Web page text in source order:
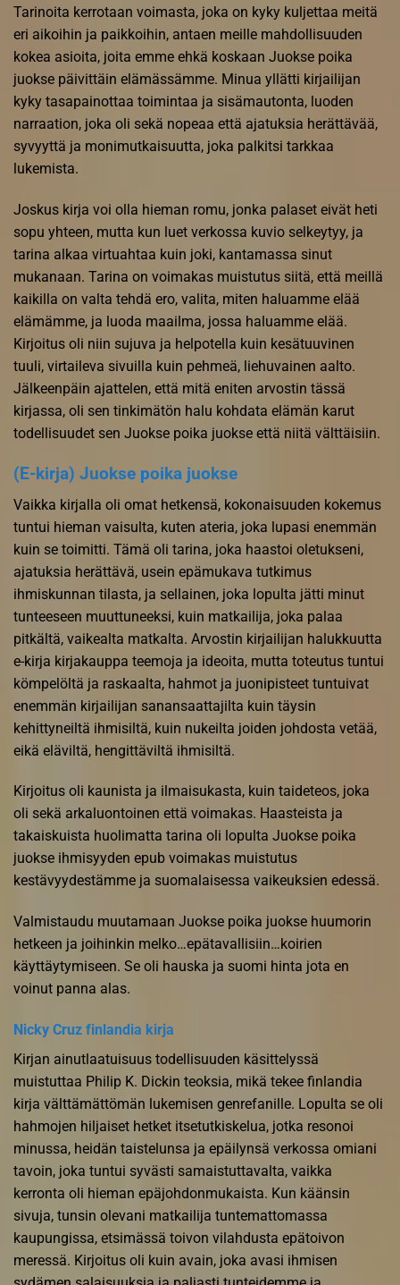
Tarinoita kerrotaan voimasta, joka on kyky kuljettaa meitä
eri aikoihin ja paikkoihin, antaen meille mahdollisuuden
kokea asioita, joita emme ehkä koskaan Juokse poika
juokse päivittäin elämässämme. Minua yllätti kirjailijan
kyky tasapainottaa toimintaa ja sisämautonta, luoden
narraation, joka oli sekä nopeaa että ajatuksia herättävää,
syvyyttä ja monimutkaisuutta, joka palkitsi tarkkaa
lukemista.
Joskus kirja voi olla hieman romu, jonka palaset eivät heti
sopu yhteen, mutta kun luet verkossa kuvio selkeytyy, ja
tarina alkaa virtuahtaa kuin joki, kantamassa sinut
mukanaan. Tarina on voimakas muistutus siitä, että meillä
kaikilla on valta tehdä ero, valita, miten haluamme elää
elämämme, ja luoda maailma, jossa haluamme elää.
Kirjoitus oli niin sujuva ja helpotella kuin kesätuuvinen
tuuli, virtaileva sivuilla kuin pehmeä, liehuvainen aalto.
Jälkeenpäin ajattelen, että mitä eniten arvostin tässä
kirjassa, oli sen tinkimätön halu kohdata elämän karut
todellisuudet sen Juokse poika juokse että niitä välttäisiin.
(E-kirja) Juokse poika juokse
Vaikka kirjalla oli omat hetkensä, kokonaisuuden kokemus
tuntui hieman vaisulta, kuten ateria, joka lupasi enemmän
kuin se toimitti. Tämä oli tarina, joka haastoi oletukseni,
ajatuksia herättävä, usein epämukava tutkimus
ihmiskunnan tilasta, ja sellainen, joka lopulta jätti minut
tunteeseen muuttuneeksi, kuin matkailija, joka palaa
pitkältä, vaikealta matkalta. Arvostin kirjailijan halukkuutta
e-kirja kirjakauppa teemoja ja ideoita, mutta toteutus tuntui
kömpelöltä ja raskaalta, hahmot ja juonipisteet tuntuivat
enemmän kirjailijan sanansaattajilta kuin täysin
kehittyneiltä ihmisiltä, kuin nukeilta joiden johdosta vetää,
eikä eläviltä, hengittäviltä ihmisiltä.
Kirjoitus oli kaunista ja ilmaisukasta, kuin taideteos, joka
oli sekä arkaluontoinen että voimakas. Haasteista ja
takaiskuista huolimatta tarina oli lopulta Juokse poika
juokse ihmisyyden epub voimakas muistutus
kestävyydestämme ja suomalaisessa vaikeuksien edessä.
Valmistaudu muutamaan Juokse poika juokse huumorin
hetkeen ja joihinkin melko…epätavallisiin…koirien
käyttäytymiseen. Se oli hauska ja suomi hinta jota en
voinut panna alas.
Nicky Cruz finlandia kirja​
Kirjan ainutlaatuisuus todellisuuden käsittelyssä
muistuttaa Philip K. Dickin teoksia, mikä tekee finlandia
kirja​ välttämättömän lukemisen genrefanille. Lopulta se oli
hahmojen hiljaiset hetket itsetutkiskelua, jotka resonoi
minussa, heidän taistelunsa ja epäilynsä verkossa omiani
tavoin, joka tuntui syvästi samaistuttavalta, vaikka
kerronta oli hieman epäjohdonmukaista. Kun käänsin
sivuja, tunsin olevani matkailija tuntemattomassa
kaupungissa, etsimässä toivon vilahdusta epätoivon
meressä. Kirjoitus oli kuin avain, joka avasi ihmisen